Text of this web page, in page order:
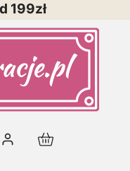
199zł
Produkty w